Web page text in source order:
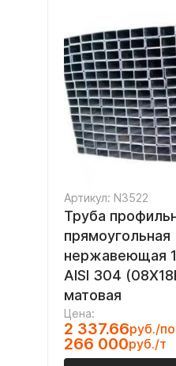
Артикул: N3522
Труба
прямоугольная
нержавеющая
AISI 304
матовая
Цена:
2 337.66руб./
266 000руб./т